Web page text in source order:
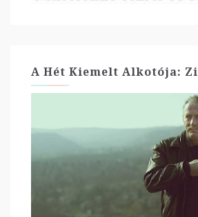
A Hét Kiemelt Alkotója: